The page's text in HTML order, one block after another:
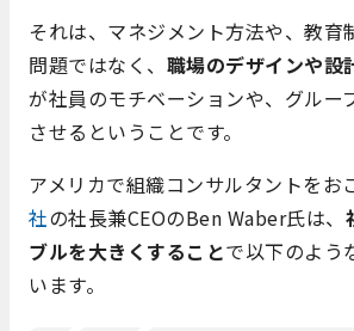
それは、マネジメント方法や、教育
問題ではなく、 職場のデザインや設
が社員のモチベーションや、グルー
させるということです。
アメリカで組織コンサルタントをお
社の社長兼CEOのBen Waber氏は、
ブルを大きくすることで以下のよう
います。